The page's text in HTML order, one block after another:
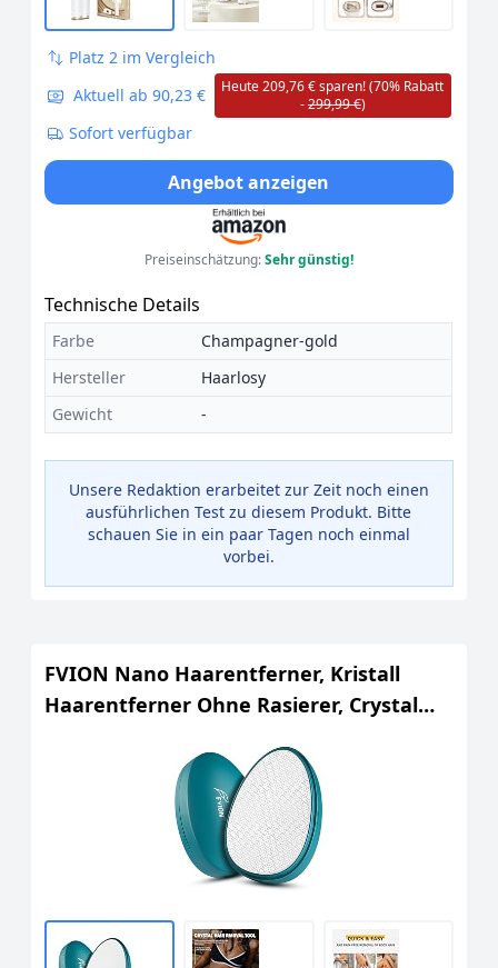
Platz 2 im Vergleich
Aktuell ab 90,23 €
Heute 209,76 € sparen! (70% Rabatt
-299,99 €)
Sofort verfügbar
Angebot anzeigen
Preiseinschätzung:Sehr günstig!
Technische Details
Farbe
Champagner-gold
Hersteller
Haarlosy
Gewicht
-
Unsere Redaktion erarbeitet zur Zeit noch einen
ausführlichen Test zu diesem Produkt. Bitte
schauen Sie in ein paar Tagen noch einmal
vorbei.
FVION Nano Haarentferner, Kristall
Haarentferner Ohne Rasierer, Crystal
Shaver Haarentfernung Für Frauen
Damen Körper | Beine | Arme | Rücken